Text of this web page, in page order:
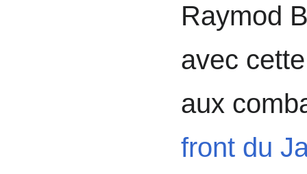
Raymod
avec
aux
front du